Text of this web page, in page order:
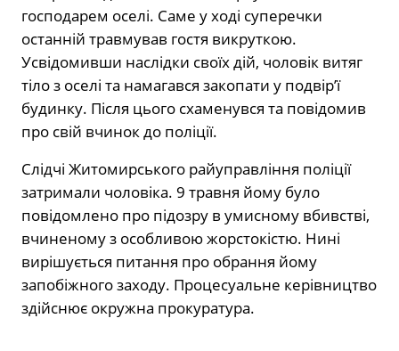
господарем оселі. Саме у ході суперечки
останній травмував гостя викруткою.
Усвідомивши наслідки своїх дій, чоловік витяг
тіло з оселі та намагався закопати у подвір’ї
будинку. Після цього схаменувся та повідомив
про свій вчинок до поліції.
Слідчі Житомирського райуправління поліції
затримали чоловіка. 9 травня йому було
повідомлено про підозру в умисному вбивстві,
вчиненому з особливою жорстокістю. Нині
вирішується питання про обрання йому
запобіжного заходу. Процесуальне керівництво
здійснює окружна прокуратура.